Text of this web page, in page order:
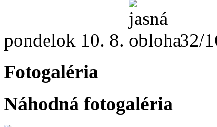
pondelok 10. 8. 32/
Fotogaléria
Náhodná fotogaléria